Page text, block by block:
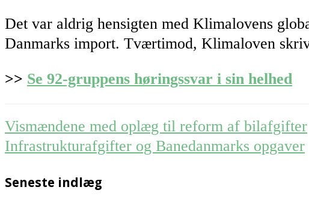
Det var aldrig hensigten med Klimalovens
Danmarks import. Tværtimod, Klimaloven
>> Se 92-gruppens høringssvar i sin helhed
Post
navigation
Vismændene med oplæg til reform af bilafgifter
Infrastrukturafgifter og Banedanmarks opgaver
Seneste indlæg